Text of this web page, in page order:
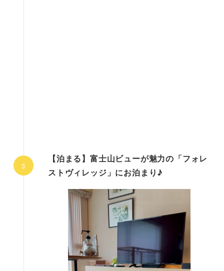
【泊まる】富士山ビューが魅力の「フォレ
ストヴィレッジ」にお泊まり♪